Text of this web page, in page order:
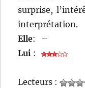
surprise,
interprétation.
Elle:
–
Lui :
Lecteurs :